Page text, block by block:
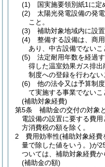
(1)
国実施要領別紙1に定
(2)
太陽光発電設備の発
こと。
(3)
補助対象地域内に設
(4)
整備する設備は、商
あり、中古設備でないこ
(5)
法定耐用年数を経過
得した温室効果ガス排
制度への登録を行わない
(6)
他の法令又は予算制
て実施する事業でないこ
(補助対象経費)
第5条
補助金の交付の対象
電設備の設置に要する費用
方消費税の額を除く。
2
費用効率性(補助対象経費
量で除した値をいう。)が
ついては、補助対象経費か
(補助金の額)